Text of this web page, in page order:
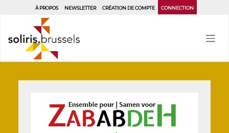
À PROPOS NEWSLETTER CRÉATION DE COMPTE CONNECTION